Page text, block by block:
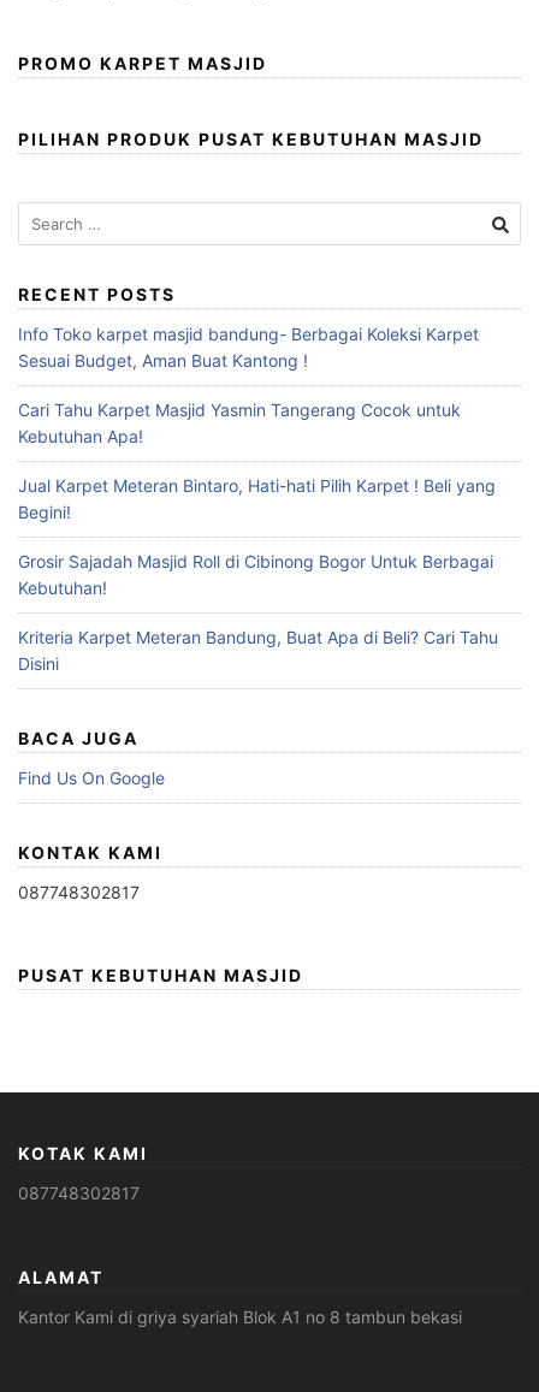
PROMO KARPET MASJID
PILIHAN PRODUK PUSAT KEBUTUHAN MASJID
RECENT POSTS
Info Toko karpet masjid bandung- Berbagai Koleksi Karpet
Sesuai Budget, Aman Buat Kantong !
Cari Tahu Karpet Masjid Yasmin Tangerang Cocok untuk
Kebutuhan Apa!
Jual Karpet Meteran Bintaro, Hati-hati Pilih Karpet ! Beli yang
Begini!
Grosir Sajadah Masjid Roll di Cibinong Bogor Untuk Berbagai
Kebutuhan!
Kriteria Karpet Meteran Bandung, Buat Apa di Beli? Cari Tahu
Disini
BACA JUGA
Find Us On Google
KONTAK KAMI
087748302817
PUSAT KEBUTUHAN MASJID
KOTAK KAMI
087748302817
ALAMAT
Kantor Kami di griya syariah Blok A1 no 8 tambun bekasi